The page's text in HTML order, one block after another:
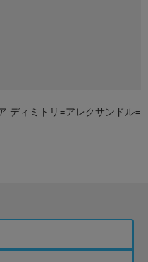
ディミトリ=アレクサンドル=